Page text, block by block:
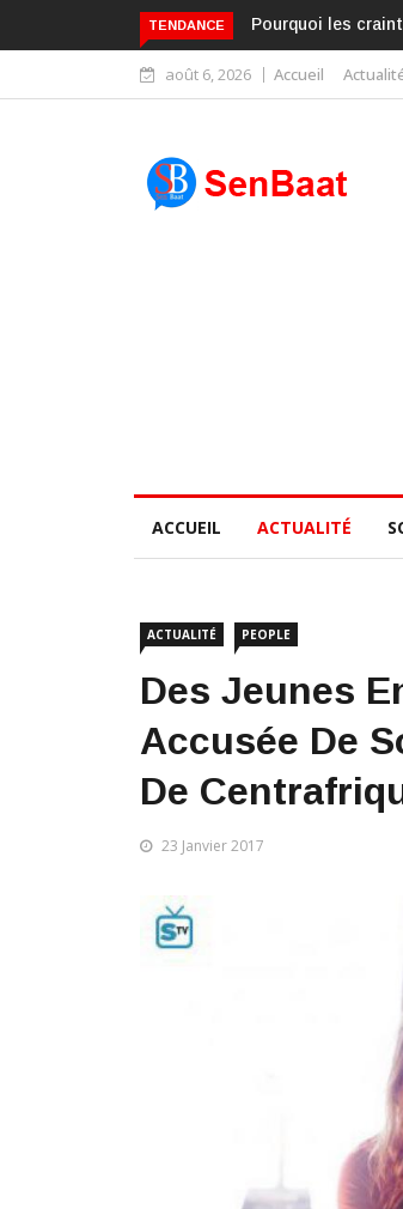
TENDANCE Pourquoi les
août 6, 2026 Accueil
ACCUEIL ACTUALITÉ
ACTUALITÉ PEOPLE
Des Jeunes
Accusée De
De
23 Janvier 2017